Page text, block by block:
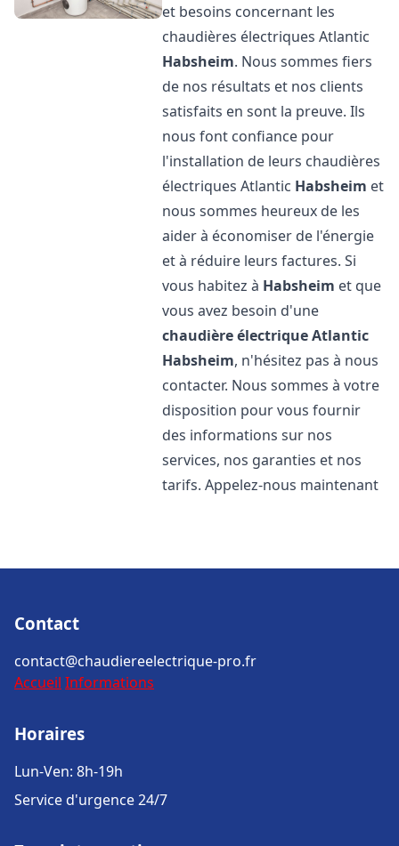
et besoins concernant les
chaudières électriques Atlantic
Habsheim. Nous sommes fiers
de nos résultats et nos clients
satisfaits en sont la preuve. Ils
nous font confiance pour
l'installation de leurs chaudières
électriques Atlantic Habsheim et
nous sommes heureux de les
aider à économiser de l'énergie
et à réduire leurs factures. Si
vous habitez à Habsheim et que
vous avez besoin d'une
chaudière électrique Atlantic
Habsheim, n'hésitez pas à nous
contacter. Nous sommes à votre
disposition pour vous fournir
des informations sur nos
services, nos garanties et nos
tarifs. Appelez-nous maintenant
Contact
contact@chaudiereelectrique-pro.fr
Accueil Informations
Horaires
Lun-Ven: 8h-19h
Service d'urgence 24/7